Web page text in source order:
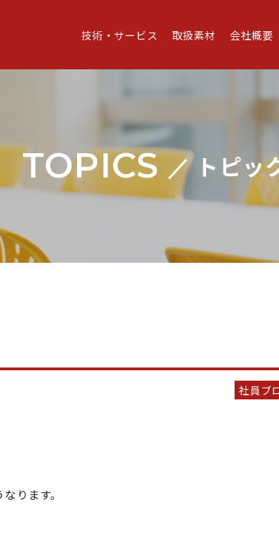
技術・サービス 取扱素材 会社概要
TOPICS トピッ
社員ブ
ります。